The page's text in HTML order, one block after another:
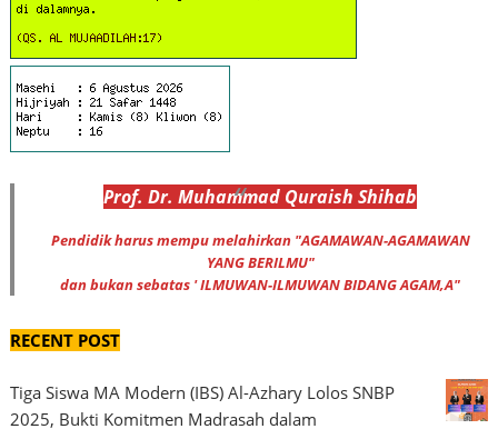
Prof. Dr. Muhammad Quraish Shihab
Pendidik harus mempu melahirkan "AGAMAWAN-AGAMAWAN
YANG BERILMU"
dan bukan sebatas ' ILMUWAN-ILMUWAN BIDANG AGAM,A"
RECENT POST
Tiga Siswa MA Modern (IBS) Al-Azhary Lolos SNBP
2025, Bukti Komitmen Madrasah dalam